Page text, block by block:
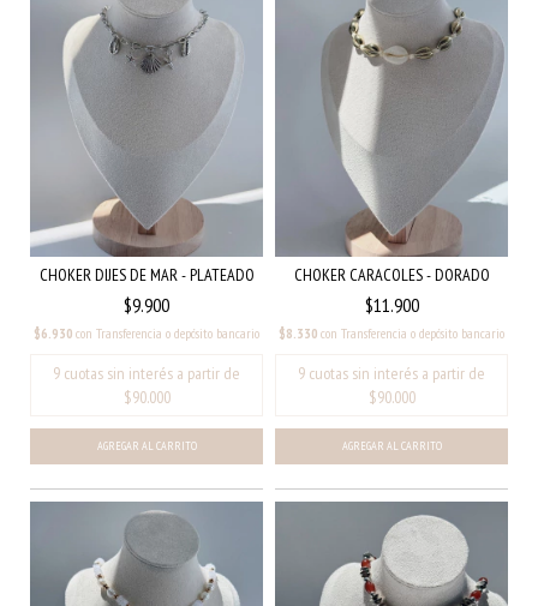
CHOKER DIJES DE MAR - PLATEADO
$9.900
$6.930 con Transferencia o depósito bancario
CHOKER CARACOLES - DORADO
$11.900
$8.330 con Transferencia o depósito bancario